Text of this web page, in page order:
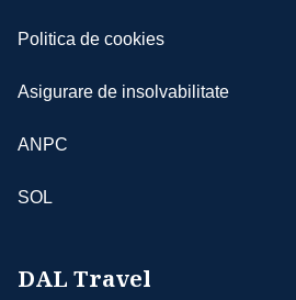
Politica de cookies
Asigurare de insolvabilitate
ANPC
SOL
DAL Travel